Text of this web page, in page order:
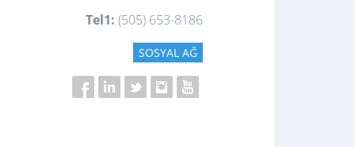
Tel1: (505) 653-8186
SOSYAL AĞ